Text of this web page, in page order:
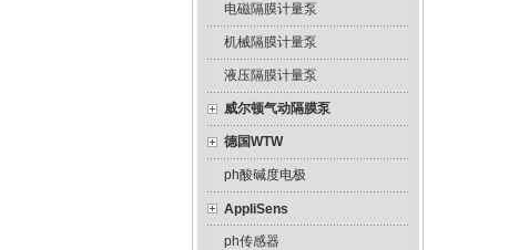
电磁隔膜计量泵
机械隔膜计量泵
液压隔膜计量泵
威尔顿气动隔膜泵
德国WTW
ph酸碱度电极
AppliSens
ph传感器